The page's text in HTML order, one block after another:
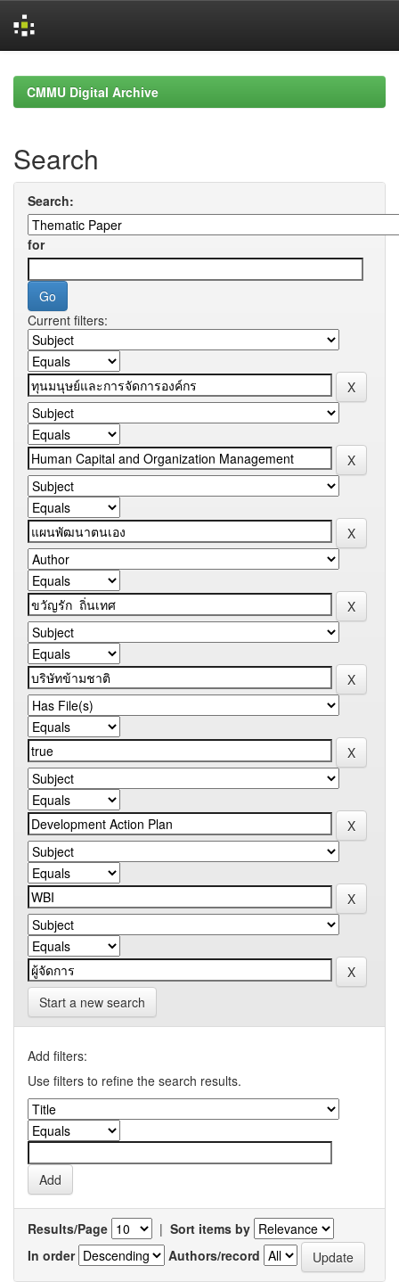
navigationCMMU Digital Archive
Search
Search:
for
Current filters:
Start a new search
Add filters:
Use filters to refine the search results.
Results/Page | Sort items by
In order
Authors/record